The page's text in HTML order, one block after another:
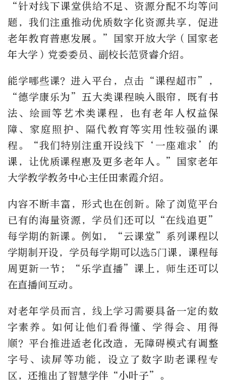
“针对线下课堂供给不足、资源分配不均等问
题，我们注重推动优质数字化资源共享，促进
老年教育普惠发展。”国家开放大学（国家老
年大学）党委委员、副校长范贤睿介绍。
能学哪些课？进入平台，点击“课程超市”，
“德学康乐为”五大类课程映入眼帘，既有书
法、绘画等艺术类课程，也有老年人权益保
障、家庭照护、隔代教育等实用性较强的课
程。“我们特别注重开设线下‘一座难求’的
课，让优质课程惠及更多老年人。”国家老年
大学教学教务中心主任田素霞介绍。
内容不断丰富，形式也在创新。除了浏览平台
已有的海量资源，学员们还可以“在线追更”
每学期的新课。例如，“云课堂”系列课程以
学期制开设，学员每学期可以选5门课，课程每
周更新一节；“乐学直播”课上，师生还可以
在直播间互动。
对老年学员而言，线上学习需要具备一定的数
字素养。如何让他们看得懂、学得会、用得
顺？平台推进适老化改造，无障碍模式有调整
字号、读屏等功能，设立了数字助老课程专
区，还推出了智慧学伴“小叶子”。